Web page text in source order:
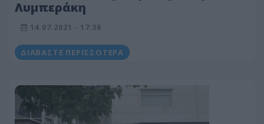
Λυμπεράκη
14.07.2021 - 17:36
ΔΙΑΒΆΣΤΕ ΠΕΡΙΣΣΌΤΕΡΑ